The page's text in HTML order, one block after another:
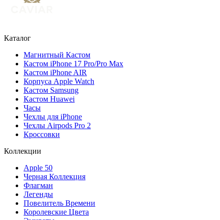
Каталог
Магнитный Кастом
Кастом iPhone 17 Pro/Pro Max
Кастом iPhone AIR
Корпуса Apple Watch
Кастом Samsung
Кастом Huawei
Часы
Чехлы для iPhone
Чехлы Airpods Pro 2
Кроссовки
Коллекции
Apple 50
Черная Коллекция
Флагман
Легенды
Повелитель Времени
Королевские Цвета